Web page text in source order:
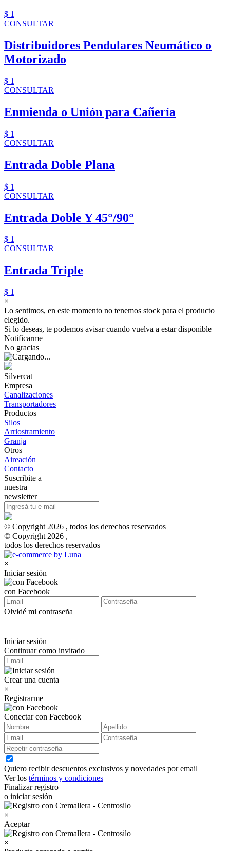
$ 1
CONSULTAR
Distribuidores Pendulares Neumático o
Motorizado
$ 1
CONSULTAR
Enmienda o Unión para Cañería
$ 1
CONSULTAR
Entrada Doble Plana
$ 1
CONSULTAR
Entrada Doble Y 45°/90°
$ 1
CONSULTAR
Entrada Triple
$ 1
×
Lo sentimos, en este momento no tenemos stock para el producto
elegido.
Si lo deseas, te podemos avisar cuando vuelva a estar disponible
Notificarme
No gracias
Silvercat
Empresa
Canalizaciones
Transportadores
Productos
Silos
Arriostramiento
Granja
Otros
Aireación
Contacto
Suscribite a
nuestra
newsletter
© Copyright 2026 , todos los derechos reservados
© Copyright 2026 ,
todos los derechos reservados
×
Iniciar sesión
con Facebook
Olvidé mi contraseña
Iniciar sesión
Continuar como invitado
Crear una cuenta
×
Registrarme
Conectar con Facebook
Quiero recibir descuentos exclusivos y novedades por email
Ver los términos y condiciones
Finalizar registro
o iniciar sesión
×
Aceptar
×